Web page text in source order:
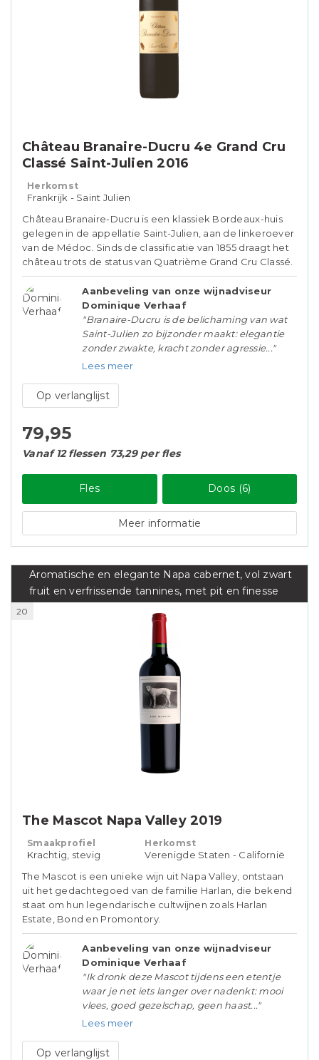
Château Branaire-Ducru 4e Grand Cru
Classé Saint-Julien 2016
Herkomst
Frankrijk - Saint Julien
Château Branaire-Ducru is een klassiek Bordeaux-huis
gelegen in de appellatie Saint-Julien, aan de linkeroever
van de Médoc. Sinds de classificatie van 1855 draagt het
château trots de status van Quatrième Grand Cru Classé.
Aanbeveling van onze wijnadviseur
Dominique Verhaaf
"Branaire-Ducru is de belichaming van wat
Saint-Julien zo bijzonder maakt: elegantie
zonder zwakte, kracht zonder agressie..."
Lees meer
Op verlanglijst
79,95
Vanaf 12 flessen 73,29 per fles
Fles Doos (6)
Meer informatie
Aromatische en elegante Napa cabernet, vol zwart
fruit en verfrissende tannines, met pit en finesse
20
The Mascot Napa Valley 2019
Smaakprofiel
Krachtig, stevig
Herkomst
Verenigde Staten - Californië
The Mascot is een unieke wijn uit Napa Valley, ontstaan
uit het gedachtegoed van de familie Harlan, die bekend
staat om hun legendarische cultwijnen zoals Harlan
Estate, Bond en Promontory.
Aanbeveling van onze wijnadviseur
Dominique Verhaaf
"Ik dronk deze Mascot tijdens een etentje
waar je net iets langer over nadenkt: mooi
vlees, goed gezelschap, geen haast..."
Lees meer
Op verlanglijst